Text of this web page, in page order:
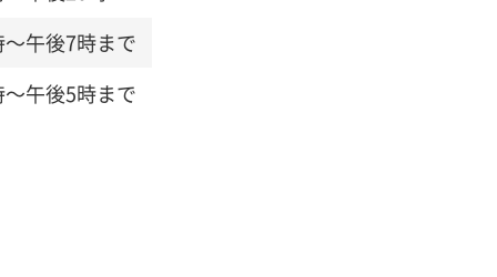
午後7時まで
午後5時まで